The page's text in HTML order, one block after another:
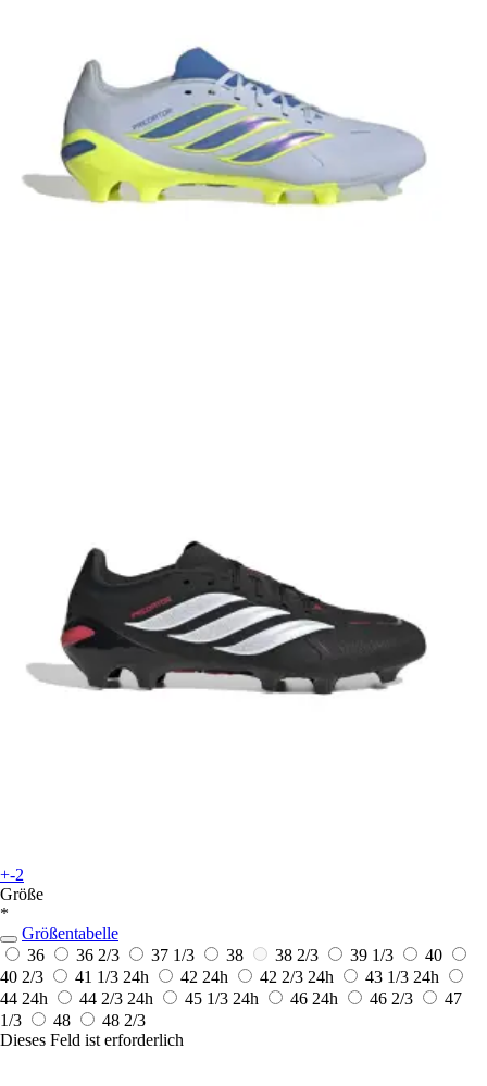
+-2
Größe
*
Größentabelle
36
36 2/3 37 1/3 38 38 2/3 39 1/3
40
40 2/3
41 1/3 24h 42 24h 42 2/3 24h 43 1/3 24h
44 24h 44 2/3 24h 45 1/3 24h 46 24h 46 2/3
47
1/3
48
48 2/3
Dieses Feld ist erforderlich